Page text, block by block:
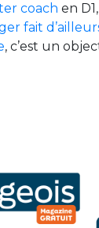
coach en
fait
, c’est un